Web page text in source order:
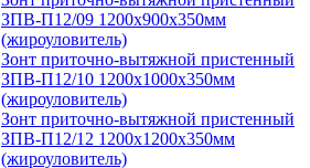
ЗПВ-П12/09 1200х900х350мм
(жироуловитель)
Зонт приточно-вытяжной пристенный
ЗПВ-П12/10 1200х1000х350мм
(жироуловитель)
Зонт приточно-вытяжной пристенный
ЗПВ-П12/12 1200х1200х350мм
(жироуловитель)